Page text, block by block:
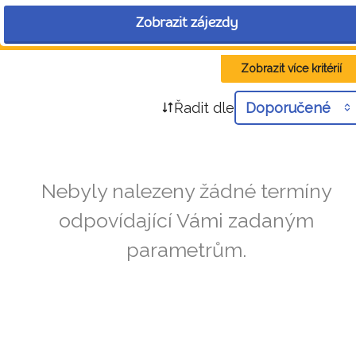
Zobrazit zájezdy
Zobrazit více kritérií
Řadit dle Doporučené
Nebyly nalezeny žádné termíny
odpovídající Vámi zadaným
parametrům.